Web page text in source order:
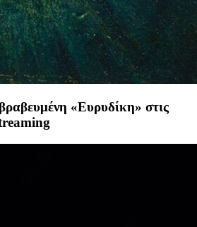
«Ευρυδίκη» στις